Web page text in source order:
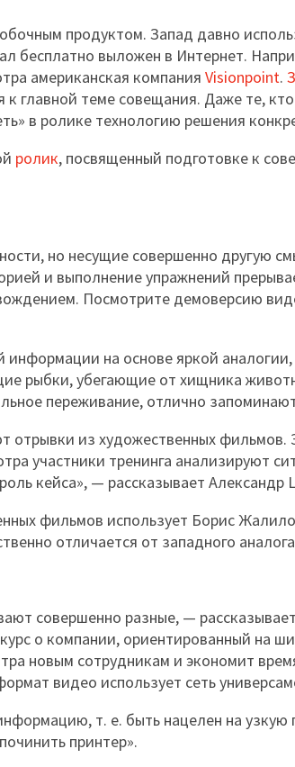
продуктом. Запад давно
бесплатно выложен в Интернет.
американская компания Visionpoint.
главной теме совещания. Даже те,
в ролике технологию решения
ролик, посвященный подготовке к
но несущие совершенно другую
и выполнение упражнений
Посмотрите демоверсию
на основе яркой аналогии,
рыбки, убегающие от хищника
переживание, отлично
отрывки из художественных
участники тренинга анализируют
кейса», — рассказывает Александр
фильмов использует Борис
отличается от западного
совершенно разные, —
о компании, ориентированный на
новым сотрудникам и экономит
видео использует сеть
т. е. быть нацелен на узкую
принтер».